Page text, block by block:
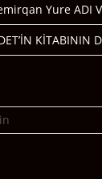
Yure ADI
KİTABININ